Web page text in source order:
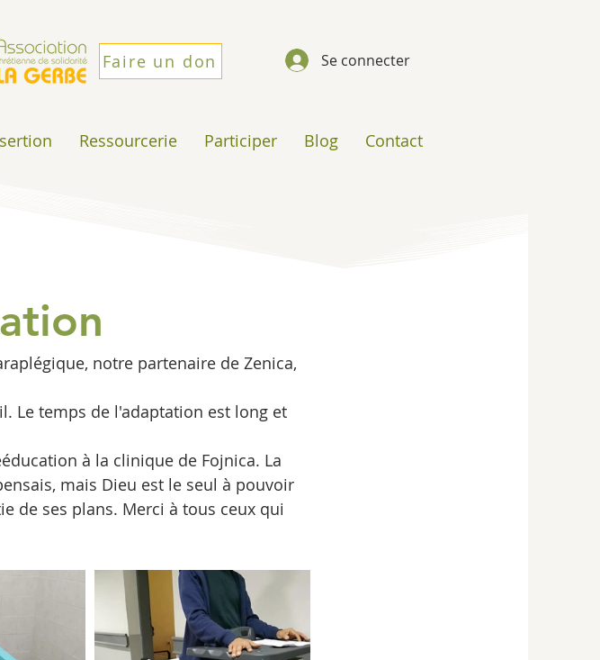
Se connecter
Faire un don
Ressourcerie Participer Blog Contact
notre partenaire de Zenica,
Le temps de l'adaptation est long et
à la clinique de Fojnica. La
mais Dieu est le seul à pouvoir
de ses plans. Merci à tous ceux qui